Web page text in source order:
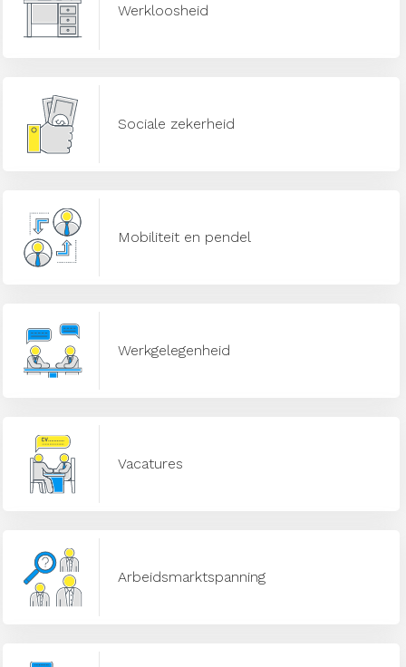
Werkloosheid
Sociale zekerheid
Mobiliteit en pendel
Werkgelegenheid
Vacatures
Arbeidsmarktspanning